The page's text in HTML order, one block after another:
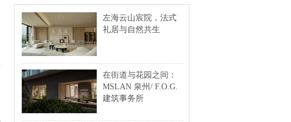
左海云山宸院，法式
礼居与自然共生
在街道与花园之间：
MSLAN 泉州/ F.O.G.
建筑事务所